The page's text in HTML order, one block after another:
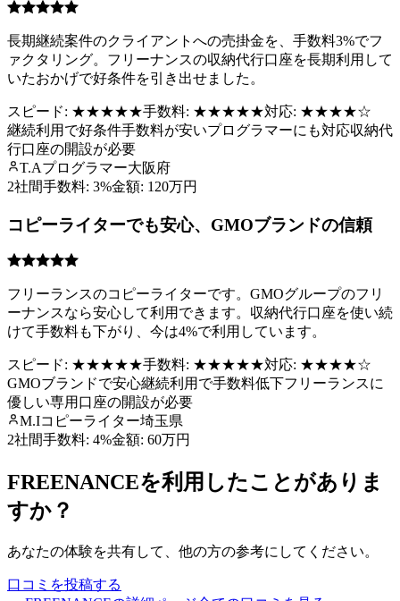
長期継続案件のクライアントへの売掛金を、手数料3%でフ
ァクタリング。フリーナンスの収納代行口座を長期利用して
いたおかげで好条件を引き出せました。
スピード: ★★★★★手数料: ★★★★★対応: ★★★★☆
継続利用で好条件手数料が安いプログラマーにも対応収納代
行口座の開設が必要
T.Aプログラマー大阪府
2社間手数料: 3%金額: 120万円
コピーライターでも安心、GMOブランドの信頼
フリーランスのコピーライターです。GMOグループのフリ
ーナンスなら安心して利用できます。収納代行口座を使い続
けて手数料も下がり、今は4%で利用しています。
スピード: ★★★★★手数料: ★★★★★対応: ★★★★☆
GMOブランドで安心継続利用で手数料低下フリーランスに
優しい専用口座の開設が必要
M.Iコピーライター埼玉県
2社間手数料: 4%金額: 60万円
FREENANCEを利用したことがありま
すか？
あなたの体験を共有して、他の方の参考にしてください。
口コミを投稿する